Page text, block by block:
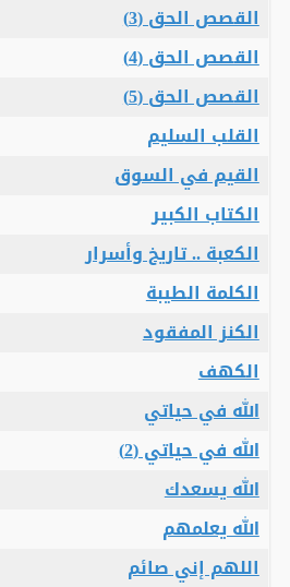
القصص الحق (3)
القصص الحق (4)
القصص الحق (5)
القلب السليم
القيم في السوق
الكتاب الكبير
الكعبة .. تاريخ وأسرار
الكلمة الطيبة
الكنز المفقود
الكهف
الله في حياتي
الله في حياتي (2)
الله يسعدك
الله يعلمهم
اللهم إني صائم